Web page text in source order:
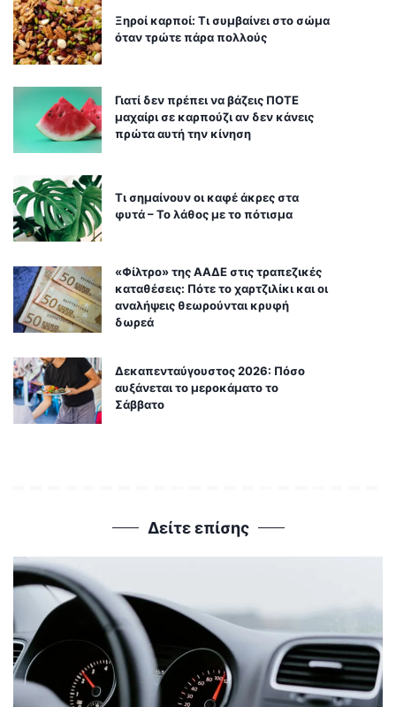
Ξηροί καρποί: Τι συμβαίνει στο σώμα
όταν τρώτε πάρα πολλούς
Γιατί δεν πρέπει να βάζεις ΠΟΤΕ
μαχαίρι σε καρπούζι αν δεν κάνεις
πρώτα αυτή την κίνηση
Τι σημαίνουν οι καφέ άκρες στα
φυτά – Το λάθος με το πότισμα
«Φίλτρο» της ΑΑΔΕ στις τραπεζικές
καταθέσεις: Πότε το χαρτζιλίκι και οι
αναλήψεις θεωρούνται κρυφή
δωρεά
Δεκαπενταύγουστος 2026: Πόσο
αυξάνεται το μεροκάματο το
Σάββατο
Δείτε επίσης